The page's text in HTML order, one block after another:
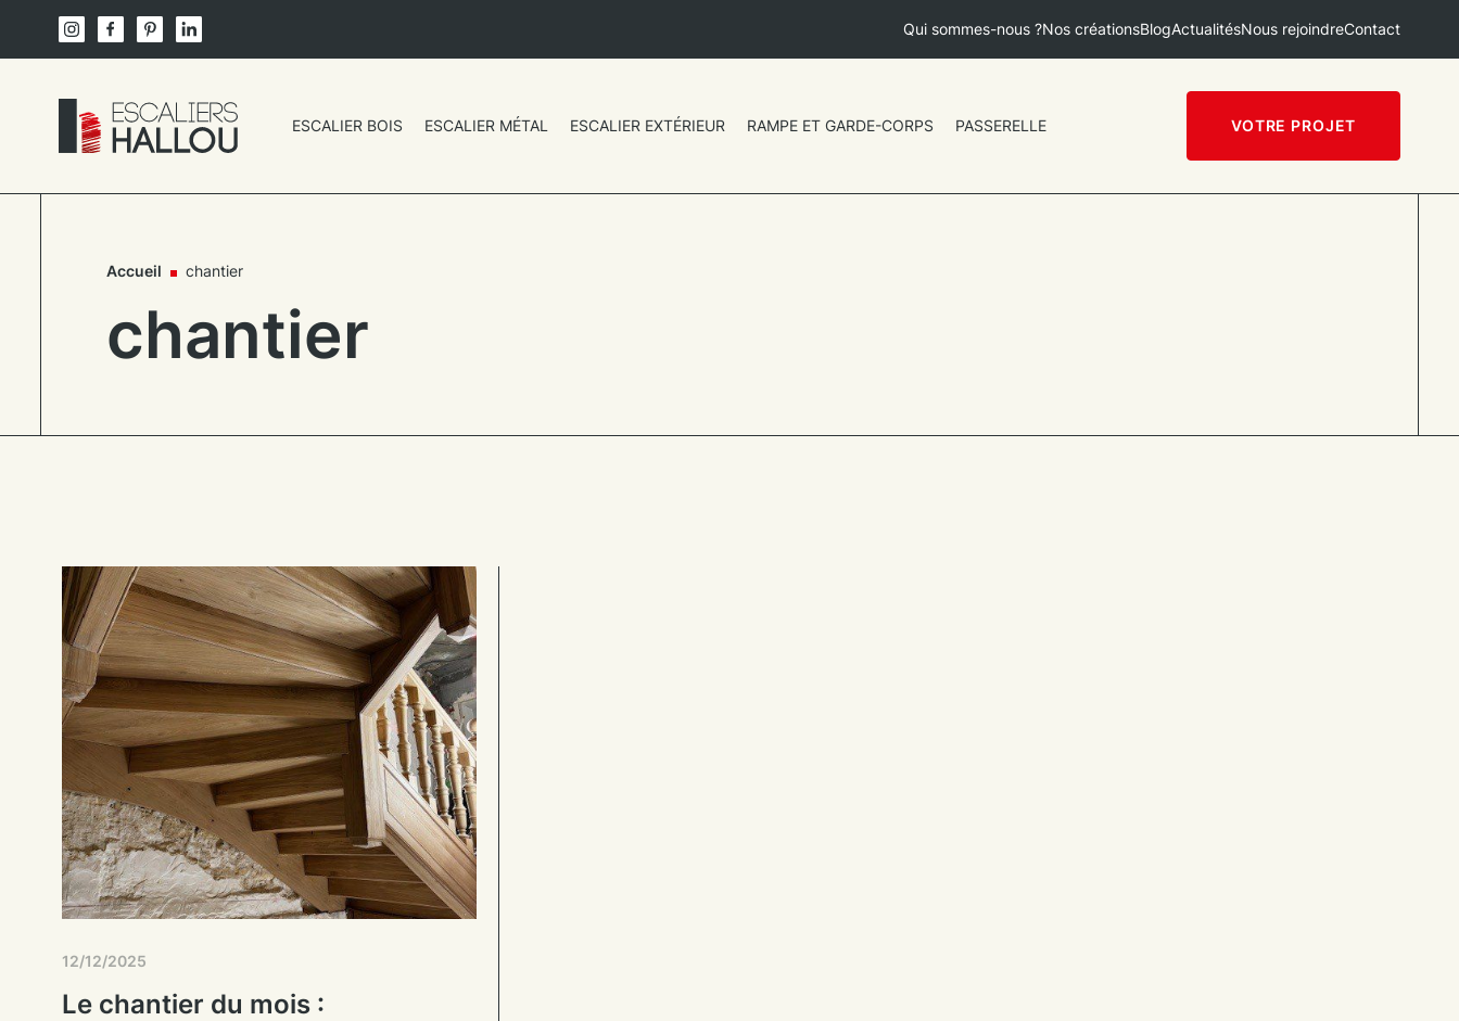
content
Qui sommes-nous ?Nos créationsBlogActualitésNous rejoindreContact
ESCALIER BOIS ESCALIER MÉTAL ESCALIER EXTÉRIEUR RAMPE ET GARDE-CORPS PASSERELLE VOTRE PROJET
Accueil chantier
chantier
12/12/2025
Le chantier du mois :